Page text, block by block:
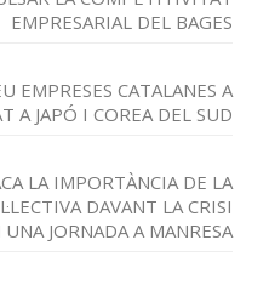
EMPRESARIAL DEL BAGES
EMPRESES CATALANES A
A JAPÓ I COREA DEL SUD
LA IMPORTÀNCIA DE LA
DAVANT LA CRISI
JORNADA A MANRESA